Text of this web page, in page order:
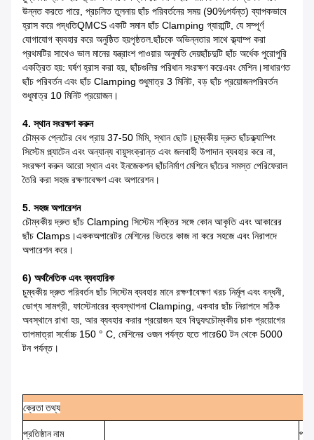
উন্নত করতে পারে, প্রচলিত তুলনায় ছাঁচ পরিবর্তনের সময় (90%পর্যন্ত) ব্যাপকভাবে
হ্রাস করে পদ্ধতিQMCS একটি সমান ছাঁচ Clamping গ্যারান্টি, যে সম্পূর্ণ
যোগাযোগ ব্যবহার করে অনুষ্ঠিত হয়পৃষ্ঠতল.ছাঁচকে অভিন্নতার সাথে ক্ল্যাম্প করা
প্রথমটির সাথেও ভাল মানের যন্ত্রাংশ পাওয়ার অনুমতি দেয়ছাঁচদুটি ছাঁচ অর্ধেক পুরোপুরি
একত্রিত হয়: ঘর্ষণ হ্রাস করা হয়, ছাঁচগুলির পরিধান সংরক্ষণ করেএবং মেশিন।সাধারণত
ছাঁচ পরিবর্তন এবং ছাঁচ Clamping শুধুমাত্র 3 মিনিট, বড় ছাঁচ প্রয়োজনপরিবর্তন
শুধুমাত্র 10 মিনিট প্রয়োজন।
4. স্থান সংরক্ষণ করুন
চৌম্বক প্লেটের বেধ প্রায় 37-50 মিমি, স্থান ছোট।চুম্বকীয় দ্রুত ছাঁচক্ল্যাম্পিং
সিস্টেম প্ল্যাটেন এবং অন্যান্য বায়ুসংক্রান্ত এবং জলবাহী উপাদান ব্যবহার করে না,
সংরক্ষণ করুনআরো স্থান এবং ইনজেকশন ছাঁচনির্মাণ মেশিনে ছাঁচের সমস্ত পেরিফেরাল
তৈরি করা সহজরক্ষণাবেক্ষণ এবং অপারেশন।
5. সহজ অপারেশন
চৌম্বকীয় দ্রুত ছাঁচ Clamping সিস্টেম শক্তির সঙ্গে কোন আকৃতি এবং আকারের
ছাঁচ Clamps।এককঅপারেটর মেশিনের ভিতরে কাজ না করে সহজে এবং নিরাপদে
অপারেশন করে।
6) অর্থনৈতিক এবং ব্যবহারিক
চুম্বকীয় দ্রুত পরিবর্তন ছাঁচ সিস্টেম ব্যবহার মানে রক্ষণাবেক্ষণ খরচ নির্মূল এবং বন্ধনী,
ভোগ্য সামগ্রী, ফাস্টেনারের ব্যবস্থাপনা Clamping, একবার ছাঁচ নিরাপদে সঠিক
অবস্থানে রাখা হয়, আর ব্যবহার করার প্রয়োজন হবে বিদ্যুৎচৌম্বকীয় চাক প্রয়োগের
তাপমাত্রা সর্বোচ্চ 150 ° C, মেশিনের ওজন পর্যন্ত হতে পারে60 টন থেকে 5000
টন পর্যন্ত।
ক্রেতাতথ্য
প্রতিষ্ঠাননাম